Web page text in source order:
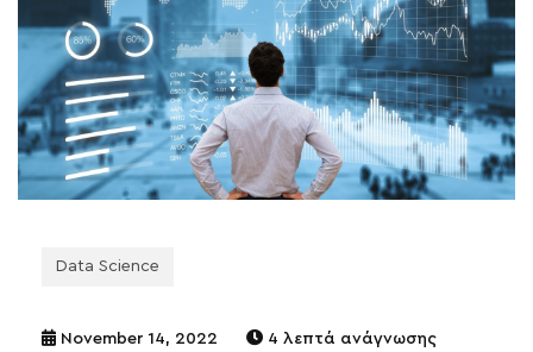
Data Science
November 14, 2022 4 λεπτά ανάγνωσης